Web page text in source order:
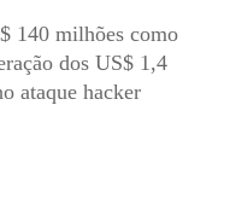
140 milhões como
dos US$ 1,4
ataque hacker